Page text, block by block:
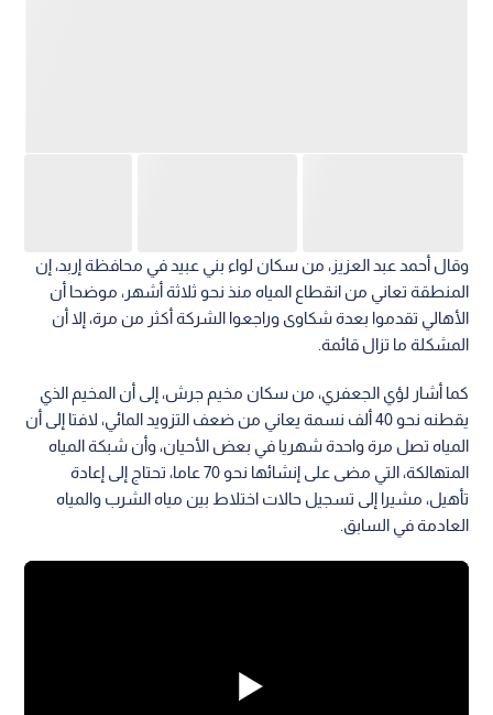
وقال أحمد عبد العزيز، من سكان لواء بني عبيد في محافظة إربد، إن
المنطقة تعاني من انقطاع المياه منذ نحو ثلاثة أشهر، موضحا أن
الأهالي تقدموا بعدة شكاوى وراجعوا الشركة أكثر من مرة، إلا أن
المشكلة ما تزال قائمة.
كما أشار لؤي الجعفري، من سكان مخيم جرش، إلى أن المخيم الذي
يقطنه نحو 40 ألف نسمة يعاني من ضعف التزويد المائي، لافتا إلى أن
المياه تصل مرة واحدة شهريا في بعض الأحيان، وأن شبكة المياه
المتهالكة، التي مضى على إنشائها نحو 70 عاما، تحتاج إلى إعادة
تأهيل، مشيرا إلى تسجيل حالات اختلاط بين مياه الشرب والمياه
العادمة في السابق.